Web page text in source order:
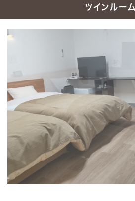
ツインルーム